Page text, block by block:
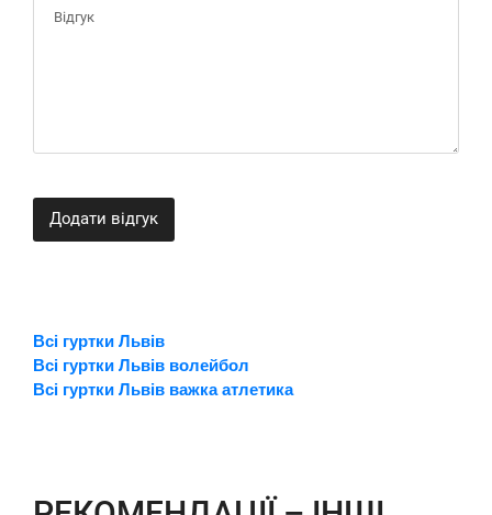
Додати відгук
Всі гуртки Львів
Всі гуртки Львів волейбол
Всі гуртки Львів важка атлетика